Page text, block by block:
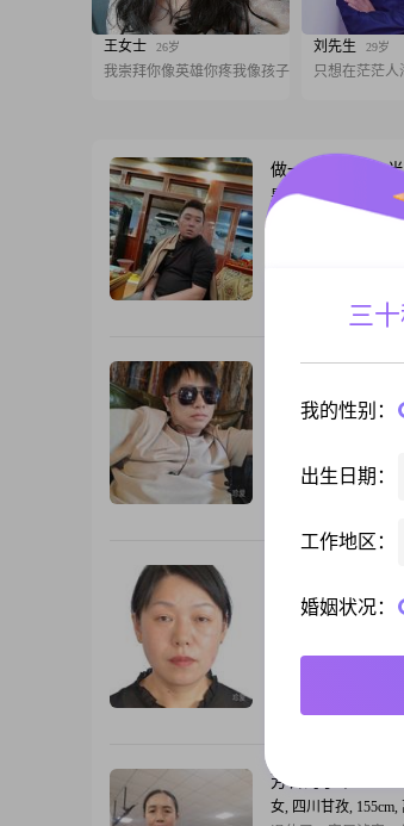
王女士 26岁
我崇拜你像英雄你疼我像孩子
刘先生 29岁
只想在茫茫人
做一辈子的另一半
男, 四川甘孜,
你好我是来自四川
男, 四川甘孜, 170cm,
独生子，父母已退
女, 四川甘孜, 150cm,
150cm，目前在甘
8001到12000元之间
受，这让我在与朋
各种事务，同时也懂
芳香的小草
女, 四川甘孜,
三
我的性别：
出生日期：
工作地区：
婚姻状况：